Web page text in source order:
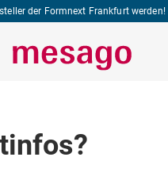
der Formnext Frankfurt werden!